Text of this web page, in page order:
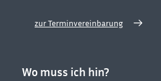
zur Terminvereinbarung
Wo muss ich hin?